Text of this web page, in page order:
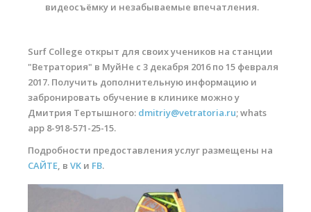
видеосъёмку и незабываемые впечатления.
Surf College открыт для своих учеников на станции
"Ветратория" в МуйНе с 3 декабря 2016 по 15 февраля
2017. Получить дополнительную информацию и
забронировать обучение в клинике можно у
Дмитрия Тертышного: dmitriy@vetratoria.ru; whats
app 8-918-571-25-15.
Подробности предоставления услуг размещены на
САЙТЕ, в VK и FB.